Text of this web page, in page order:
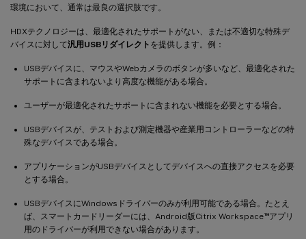
環境において、通常は最良の選択肢です。
HDXテクノロジーは、最適化されたサポートがない、または不適切な特殊デ
バイスに対して汎用USBリダイレクト を提供します。例：
USBデバイスに、マウスやWebカメラのボタンが多いなど、最適化された
サポートに含まれないより高度な機能がある場合。
ユーザーが最適化されたサポートに含まれない機能を必要とする場合。
USBデバイスが、テストおよび測定機器や産業用コントローラーなどの特
殊なデバイスである場合。
アプリケーションがUSBデバイスとしてデバイスへの直接アクセスを必要
とする場合。
USBデバイスにWindowsドライバーのみが利用可能である場合。たとえ
ば、スマートカードリーダーには、Android版Citrix Workspace™アプリ
用のドライバーが利用できない場合があります。